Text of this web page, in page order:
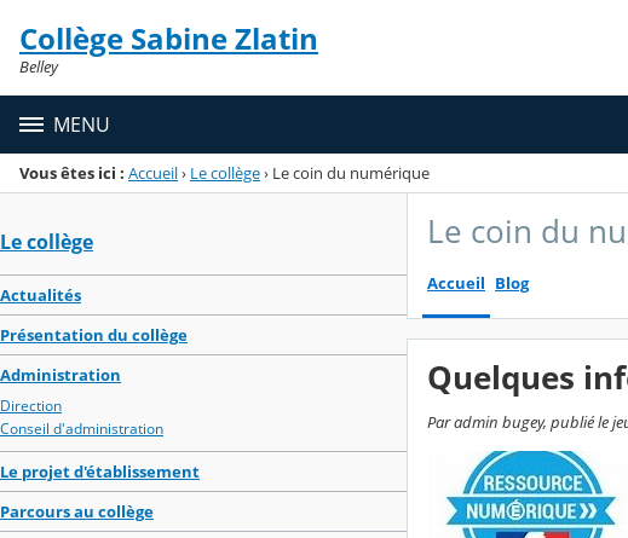
Menu de la rubrique
Contenu
Collège Sabine Zlatin
Belley
MENU
Vous êtes ici : Accueil› Le collège› Le coin du numérique
Le collège
Actualités
Présentation du collège
Administration
Direction
Conseil d'administration
Le projet d'établissement
Parcours au collège
Le coin du
Accueil Blog
Quelques
Par admin bugey, publié le